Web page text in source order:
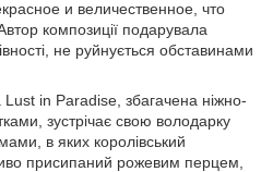
и величественное, что
композиції подарувала
не руйнується обставинами
Lust in Paradise, збагачена ніжно-
зустрічає свою володарку
в яких королівський
присипаний рожевим перцем,